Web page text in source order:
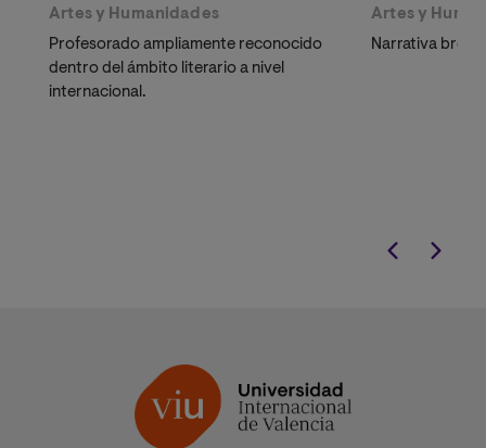
Artes y Humanidades
Profesorado ampliamente reconocido
dentro del ámbito literario a nivel
internacional.
Artes y
Narrativa